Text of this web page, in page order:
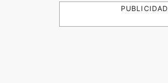
PUBLICIDAD